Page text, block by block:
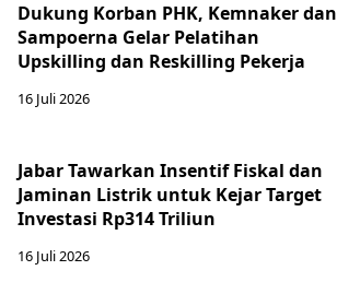
Dukung Korban PHK, Kemnaker dan
Sampoerna Gelar Pelatihan
Upskilling dan Reskilling Pekerja
16 Juli 2026
Jabar Tawarkan Insentif Fiskal dan
Jaminan Listrik untuk Kejar Target
Investasi Rp314 Triliun
16 Juli 2026